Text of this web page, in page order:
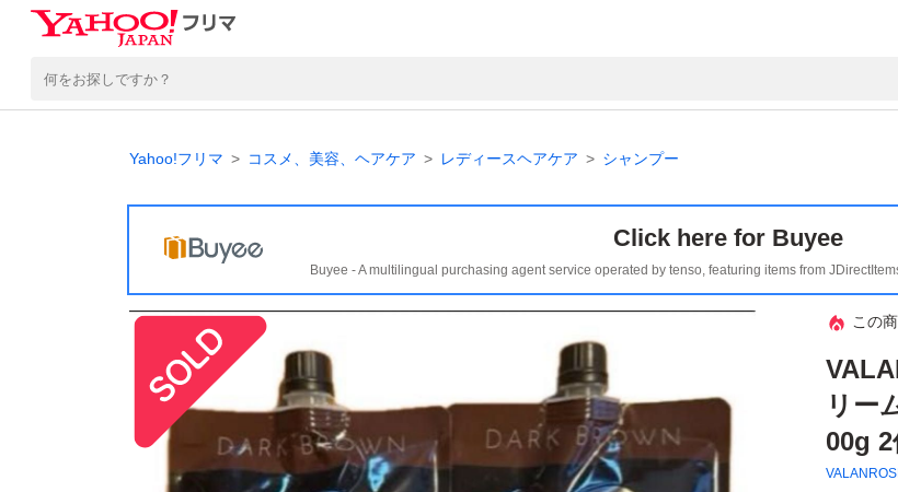
Yahoo!フリマ コスメ、美容、ヘアケア レディースヘアケア シャンプー
Click here for Buyee
Buyee - A multilingual purchasing agent service operated by tenso, featuring items from
この
リー
00g